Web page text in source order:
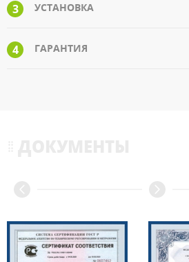
3 УСТАНОВКА
4 ГАРАНТИЯ